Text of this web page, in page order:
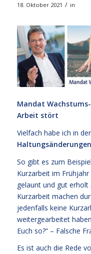
18. Oktober 2021 / in
Mandat
Arbeit stört
Vielfach habe ich in
So gibt es zum
Kurzarbeit im
gelaunt und gut
Kurzarbeit machen
jedenfalls keine
weitergearbeitet
Euch so?“ – Falsche
Es ist auch die Rede